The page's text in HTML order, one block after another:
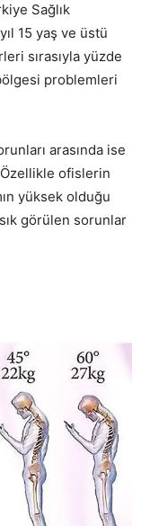
Sağlık
15 yaş ve üstü
sırasıyla yüzde
problemleri
arasında ise
Özellikle ofislerin
yüksek olduğu
görülen sorunlar